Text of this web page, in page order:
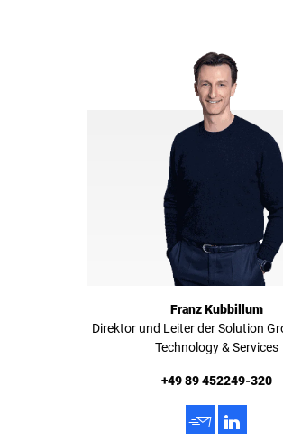
Franz Kubbillum
Direktor und Leiter der Solution
Technology & Services
+49 89 452249-320
h 3